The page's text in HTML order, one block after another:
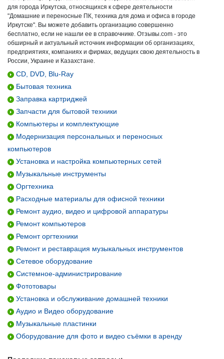
для города Иркутска, относящихся к сфере деятельности
"Домашние и переносные ПК, техника для дома и офиса в городе
Иркутске". Вы можете добавить организацию совершенно
бесплатно, если не нашли ее в справочнике. Отзывы.com - это
обширный и актуальный источник информации об организациях,
предприятиях, компаниях и фирмах, ведущих свою деятельность в
России, Украине и Казахстане.
CD, DVD, Blu-Ray
Бытовая техника
Заправка картриджей
Запчасти для бытовой техники
Компьютеры и комплектующие
Модернизация персональных и переносных
компьютеров
Установка и настройка компьютерных сетей
Музыкальные инструменты
Оргтехника
Расходные материалы для офисной техники
Ремонт аудио, видео и цифровой аппаратуры
Ремонт компьютеров
Ремонт оргтехники
Ремонт и реставрация музыкальных инструментов
Сетевое оборудование
Системное-администрирование
Фототовары
Установка и обслуживание домашней техники
Аудио и Видео оборудование
Музыкальные пластинки
Оборудование для фото и видео съёмки в аренду